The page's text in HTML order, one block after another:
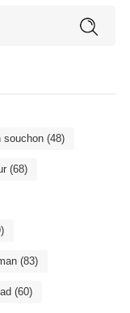
souchon(48)
(68)
(83)
(60)